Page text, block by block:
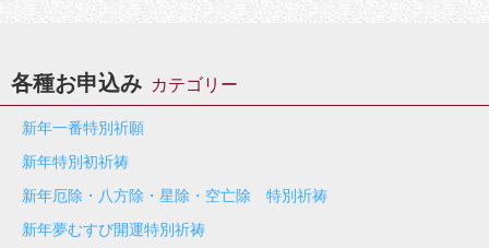
各種お申込み カテゴリー
新年一番特別祈願
新年特別初祈祷
新年厄除・八方除・星除・空亡除 特別祈祷
新年夢むすび開運特別祈祷